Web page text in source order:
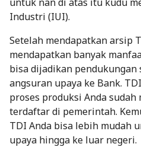
Industri (IUI).
Setelah mendapatkan arsip
mendapatkan banyak
bisa dijadikan pendukungan
angsuran upaya ke Bank.
proses produksi Anda
terdaftar di pemerintah.
TDI Anda bisa lebih mudah
upaya hingga ke luar negeri.